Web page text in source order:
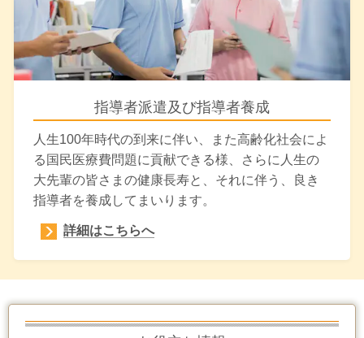
指導者派遣及び指導者養成
人生100年時代の到来に伴い、また高齢化社会によ
る国民医療費問題に貢献できる様、さらに人生の
大先輩の皆さまの健康長寿と、それに伴う、良き
指導者を養成してまいります。
詳細はこちらへ